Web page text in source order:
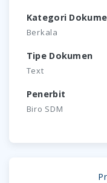
Kategori
Berkala
Tipe Dokumen
Text
Penerbit
Biro SDM